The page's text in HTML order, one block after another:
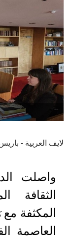
لايف العربية -
واصلت
الثقافة
المكثفة مع
العاصمة